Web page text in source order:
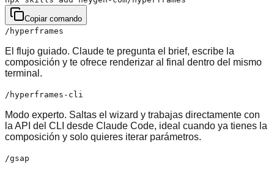
Copiar comando
/hyperframes
El flujo guiado. Claude te pregunta el brief, escribe la
composición y te ofrece renderizar al final dentro del mismo
terminal.
/hyperframes-cli
Modo experto. Saltas el wizard y trabajas directamente con
la API del CLI desde Claude Code, ideal cuando ya tienes la
composición y solo quieres iterar parámetros.
/gsap